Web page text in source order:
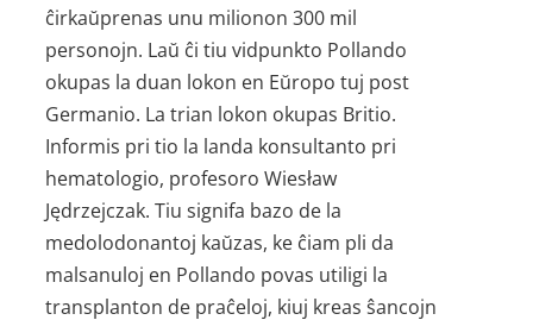
ĉirkaŭprenas unu milionon 300 mil
personojn. Laŭ ĉi tiu vidpunkto Pollando
okupas la duan lokon en Eŭropo tuj post
Germanio. La trian lokon okupas Britio.
Informis pri tio la landa konsultanto pri
hematologio, profesoro Wiesław
Jędrzejczak. Tiu signifa bazo de la
medolodonantoj kaŭzas, ke ĉiam pli da
malsanuloj en Pollando povas utiligi la
transplanton de praĉeloj, kiuj kreas ŝancojn